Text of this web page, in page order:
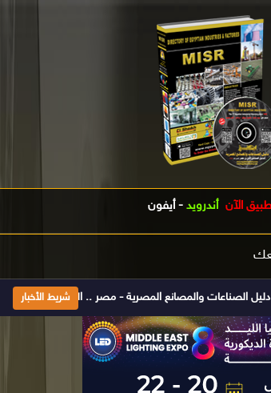
الآن أندرويد - أيفون
شريط الأخبار
- مصر .. الدليل الصناعى الأول فى مصر تأسس 1998 ويتم تحديث بياناته يومياَ إضغط هنا للإشتراك والحصول على جميع